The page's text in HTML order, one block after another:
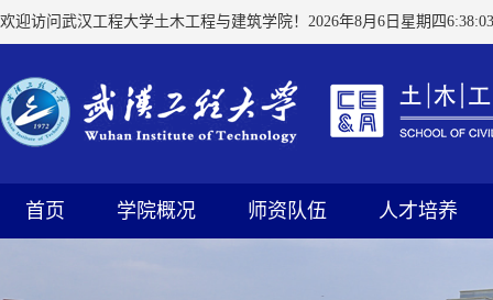
欢迎访问武汉工程大学土木工程与建筑学院！ 2026年8月6日星期四6:38:04
首页 学院概况 师资队伍 人才培养